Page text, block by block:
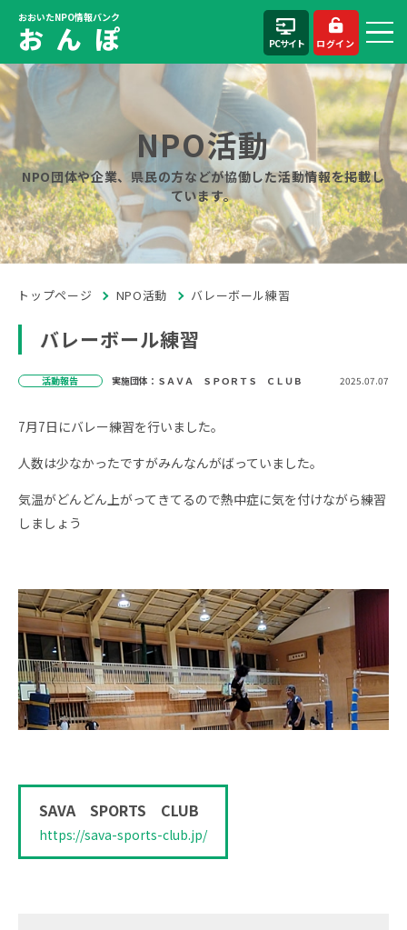
おおいたNPO情報バンク
お ん ぽ PCサイト ログイン
NPO活動
NPO団体や企業、県民の方などが協働した活動情報を掲載し
ています。
トップページ NPO活動 バレーボール練習
バレーボール練習
活動報告 実施団体：ＳＡＶＡ ＳＰＯＲＴＳ ＣＬＵＢ 2025.07.07
7月7日にバレー練習を行いました。
人数は少なかったですがみんなんがばっていました。
気温がどんどん上がってきてるので熱中症に気を付けながら練習
しましょう
SAVA SPORTS CLUB
https://sava-sports-club.jp/